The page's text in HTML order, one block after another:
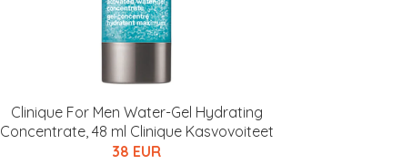
Clinique For Men Water-Gel Hydrating
Concentrate, 48 ml Clinique Kasvovoiteet
38 EUR